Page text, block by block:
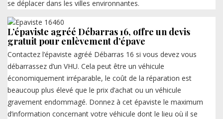
se déplacer dans les villes environnantes.
L’épaviste agréé Débarras 16, offre un devis
gratuit pour enlèvement d’épave
Contactez l’épaviste agréé Débarras 16 si vous devez vous
débarrassez d’un VHU. Cela peut être un véhicule
économiquement irréparable, le coût de la réparation est
beaucoup plus élevé que le prix d’achat ou un véhicule
gravement endommagé. Donnez à cet épaviste le maximum
d’information concernant votre véhicule dont le lieu où il se